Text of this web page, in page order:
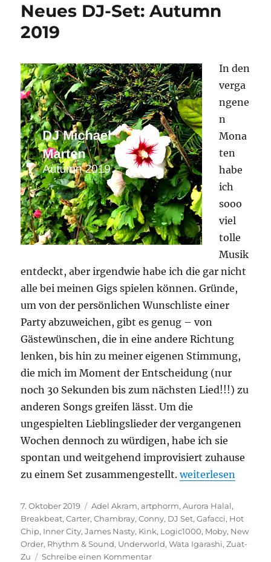
Playlist:
Neues DJ-Set: Autumn
2019
In den
verga
ngene
n
Mona
ten
habe
ich
sooo
viel
tolle
Musik
entdeckt, aber irgendwie habe ich die gar nicht
alle bei meinen Gigs spielen können. Gründe,
um von der persönlichen Wunschliste einer
Party abzuweichen, gibt es genug – von
Gästewünschen, die in eine andere Richtung
lenken, bis hin zu meiner eigenen Stimmung,
die mich im Moment der Entscheidung (nur
noch 30 Sekunden bis zum nächsten Lied!!!) zu
anderen Songs greifen lässt. Um die
ungespielten Lieblingslieder der vergangenen
Wochen dennoch zu würdigen, habe ich sie
spontan und weitgehend improvisiert zuhause
zu einem Set zusammengestellt.„Neues DJ-Set:
weiterlesen
Veröffentlicht
am
7. Oktober 2019 Kategorien
Adel Akram,artphorm,Aurora Halal,
Breakbeat,Carter,Chambray,Conny, DJ Set,Gafacci, Hot
Chip, Inner City,James Nasty, Kink, Logic1000, Moby, New
Order, Rhythm & Sound, Underworld,Wata Igarashi,Zuat-
Zu
Schreibe einen Kommentarzu